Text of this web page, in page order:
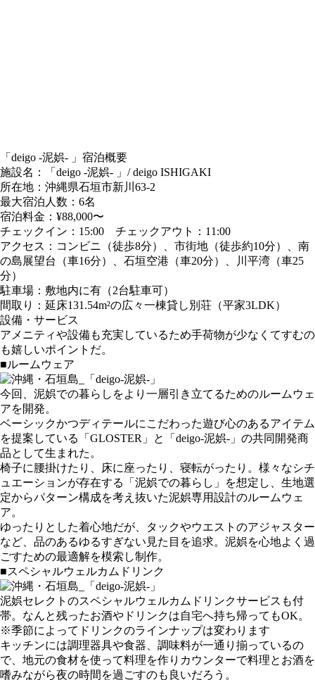
「deigo -泥娯- 」宿泊概要
施設名：「deigo -泥娯- 」/ deigo ISHIGAKI
所在地：沖縄県石垣市新川63-2
最大宿泊人数：6名
宿泊料金：¥88,000〜
チェックイン：15:00 チェックアウト：11:00
アクセス：コンビニ（徒歩8分）、市街地（徒歩約10分）、南
の島展望台（車16分）、石垣空港（車20分）、川平湾（車25
分）
駐車場：敷地内に有（2台駐車可）
間取り：延床131.54m²の広々一棟貸し別荘（平家3LDK）
設備・サービス
アメニティや設備も充実しているため手荷物が少なくてすむの
も嬉しいポイントだ。
■ルームウェア
今回、泥娯での暮らしをより一層引き立てるためのルームウェ
アを開発。
ベーシックかつディテールにこだわった遊び心のあるアイテム
を提案している「GLOSTER」と「deigo-泥娯-」の共同開発商
品として生まれた。
椅子に腰掛けたり、床に座ったり、寝転がったり。様々なシチ
ュエーションが存在する「泥娯での暮らし」を想定し、生地選
定からパターン構成を考え抜いた泥娯専用設計のルームウェ
ア。
ゆったりとした着心地だが、タックやウエストのアジャスター
など、品のあるゆるすぎない見た目を追求。泥娯を心地よく過
ごすための最適解を模索し制作。
■スペシャルウェルカムドリンク
泥娯セレクトのスペシャルウェルカムドリンクサービスも付
帯。なんと残ったお酒やドリンクは自宅へ持ち帰ってもOK。
※季節によってドリンクのラインナップは変わります
キッチンには調理器具や食器、調味料が一通り揃っているの
で、地元の食材を使って料理を作りカウンターで料理とお酒を
嗜みながら夜の時間を過ごすのも良いだろう。